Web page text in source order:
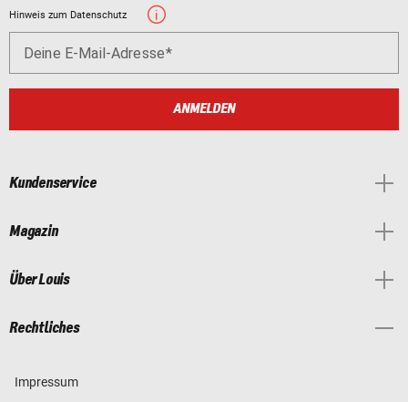
Hinweis zum Datenschutz
Deine E-Mail-Adresse
ANMELDEN
Kundenservice
Magazin
Über Louis
Rechtliches
Impressum